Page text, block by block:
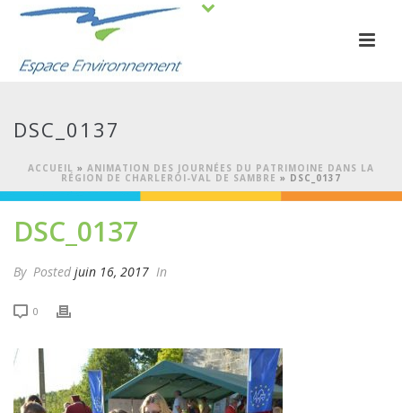
DSC_0137
ACCUEIL » ANIMATION DES JOURNÉES DU PATRIMOINE DANS LA
RÉGION DE CHARLEROI-VAL DE SAMBRE » DSC_0137
DSC_0137
By Posted juin 16, 2017 In
0